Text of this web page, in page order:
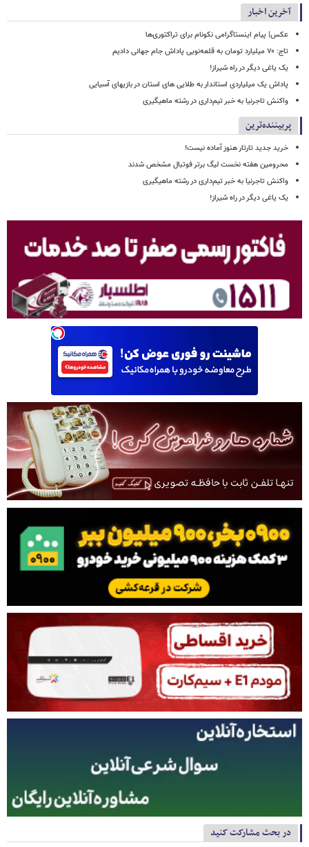
آخرین اخبار
عکس| پیام اینستاگرامی نکونام برای تراکتوری‌ها
تاج: ۷۰ میلیارد تومان به قلعه‌نویی پاداش جام جهانی دادیم
یک یاغی دیگر در راه شیراز!
پاداش یک میلیاردی استاندار به طلایی های استان در بازیهای آسیایی
واکنش تاجرنیا به خبر تیم‌داری در رشته ماهیگیری
پربیننده‌ترین
خرید جدید تارتار هنوز آماده نیست!
محرومین هفته نخست لیگ برتر فوتبال مشخص شدند
واکنش تاجرنیا به خبر تیم‌داری در رشته ماهیگیری
یک یاغی دیگر در راه شیراز!
در بحث مشارکت کنید